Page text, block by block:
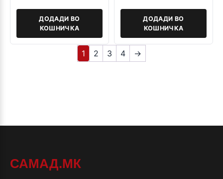
ДОДАДИ ВО
КОШНИЧКА
ДОДАДИ ВО
КОШНИЧКА
1 2 3 4 →
САМАД.МК